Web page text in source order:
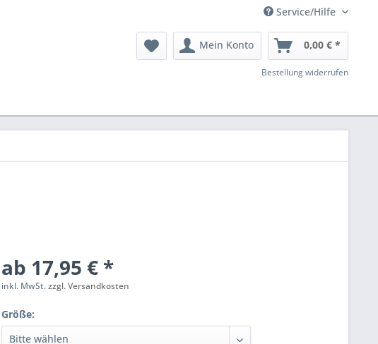
Service/Hilfe
Mein Konto 0,00 € *
Bestellung widerrufen
ab 17,95 € *
inkl. MwSt.zzgl. Versandkosten
Größe: